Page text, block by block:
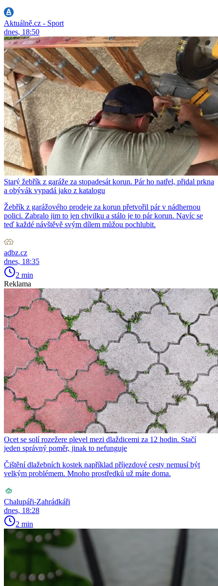
Aktuálně.cz - Sport
dnes, 18:50
Starý žebřík z garáže za stopadesát korun. Pár ho natřel, přidal prkna
a obývák vypadá jako z katalogu
Žebřík z garážového prodeje za korun přetvořil pár v nádhernou
polici. Zabralo jim to jen chvilku a stálo je to pár korun. Navíc se
teď každé návštěvě svým dílem můžou pochlubit.
adbz.cz
dnes, 18:35
2 min
Reklama
Ocet se solí rozežere plevel mezi dlaždicemi za 12 hodin. Stačí
jeden správný poměr, jinak to nefunguje
Čištění dlažebních kostek například příjezdové cesty nemusí být
velkým problémem. Mnoho prostředků už máte doma.
Chalupáři-Zahrádkáři
dnes, 18:28
2 min